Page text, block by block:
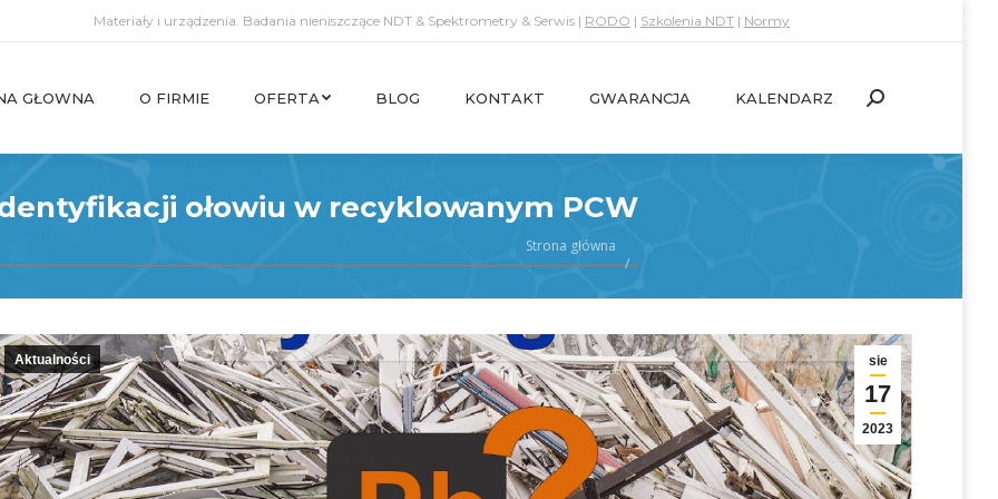
Materiały i urządzenia. Badania nieniszczące NDT & Spektrometry & Serwis | RODO | Szkolenia NDT | Normy
GŁOWNA O FIRMIE OFERTA BLOG KONTAKT GWARANCJA KALENDARZ Search:
ołowiu w recyklowanym PCW
Strona główna
sie
17
2023
Aktualności